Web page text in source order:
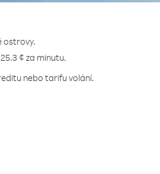
ostrovy.
¢ za minutu.
nebo tarifu volání.